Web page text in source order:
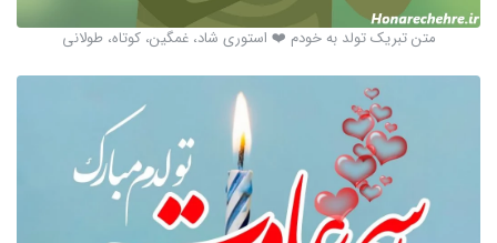
متن تبریک تولد به خودم ❤️ استوری شاد، غمگین، کوتاه، طولانی